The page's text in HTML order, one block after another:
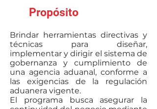
Propósito
Brindar herramientas directivas y
técnicas para diseñar,
implementar y dirigir el sistema de
gobernanza y cumplimiento de
una agencia aduanal, conforme a
las exigencias de la regulación
aduanera vigente.
El programa busca asegurar la